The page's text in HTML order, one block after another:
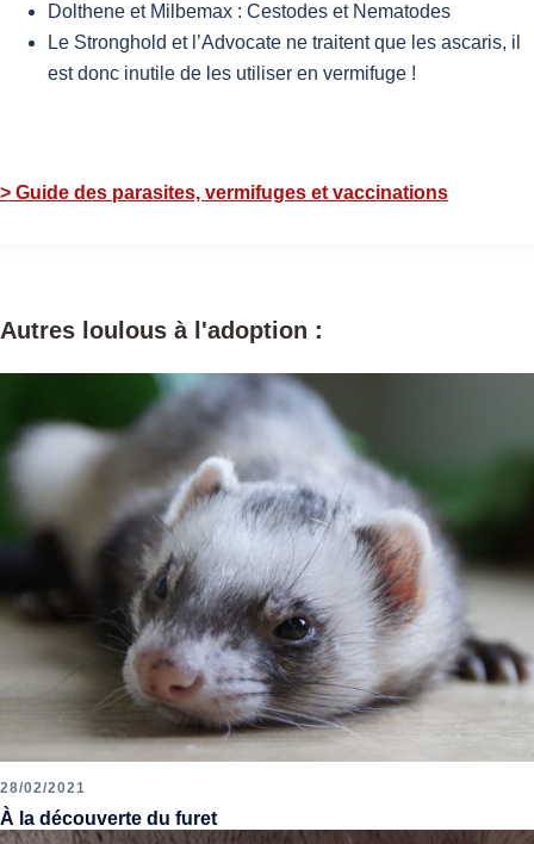
Dolthene et Milbemax : Cestodes et Nematodes
Le Stronghold et l’Advocate ne traitent que les ascaris, il
est donc inutile de les utiliser en vermifuge !
> Guide des parasites, vermifuges et vaccinations
Autres loulous à l'adoption :
28/02/2021
À la découverte du furet